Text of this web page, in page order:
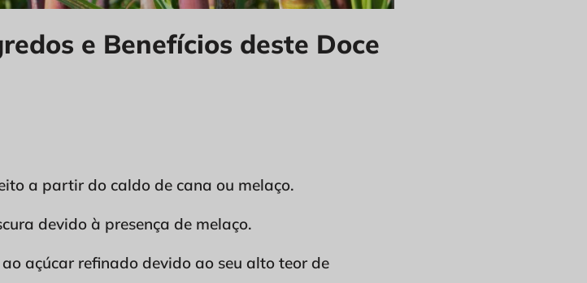
e Benefícios deste Doce
a partir do caldo de cana ou melaço.
devido à presença de melaço.
açúcar refinado devido ao seu alto teor de